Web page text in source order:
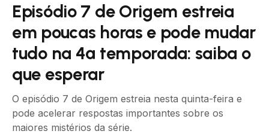
Episódio 7 de Origem estreia
em poucas horas e pode mudar
tudo na 4ª temporada: saiba o
que esperar
O episódio 7 de Origem estreia nesta quinta-feira e
pode acelerar respostas importantes sobre os
maiores mistérios da série.